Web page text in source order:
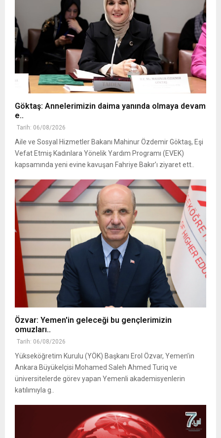
Göktaş: Annelerimizin daima yanında olmaya devam
e..
Tarih: 06/08/2026
Aile ve Sosyal Hizmetler Bakanı Mahinur Özdemir Göktaş, Eşi
Vefat Etmiş Kadınlara Yönelik Yardım Programı (EVEK)
kapsamında yeni evine kavuşan Fahriye Bakır’ı ziyaret ett..
Özvar: Yemen'in geleceği bu gençlerimizin
omuzları..
Tarih: 06/08/2026
Yükseköğretim Kurulu (YÖK) Başkanı Erol Özvar, Yemen’in
Ankara Büyükelçisi Mohamed Saleh Ahmed Turiq ve
üniversitelerde görev yapan Yemenli akademisyenlerin
katılımıyla g..